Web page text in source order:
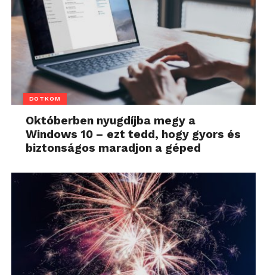
DOTKOM
Októberben nyugdíjba megy a
Windows 10 – ezt tedd, hogy gyors és
biztonságos maradjon a géped